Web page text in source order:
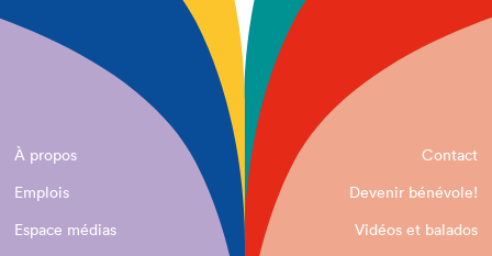
À propos
Contact
Emplois
Devenir bénévole!
Espace médias
Vidéos et balados